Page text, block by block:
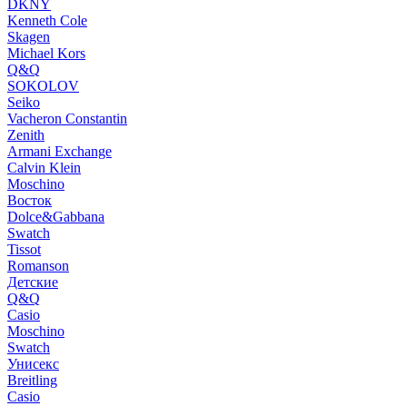
DKNY
Kenneth Cole
Skagen
Michael Kors
Q&Q
SOKOLOV
Seiko
Vacheron Constantin
Zenith
Armani Exchange
Calvin Klein
Moschino
Восток
Dolce&Gabbana
Swatch
Tissot
Romanson
Детские
Q&Q
Casio
Moschino
Swatch
Унисекс
Breitling
Casio